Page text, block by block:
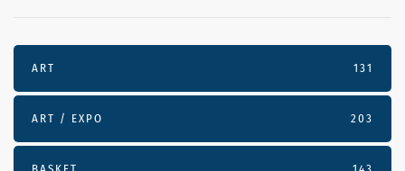
ART 131
ART / EXPO 203